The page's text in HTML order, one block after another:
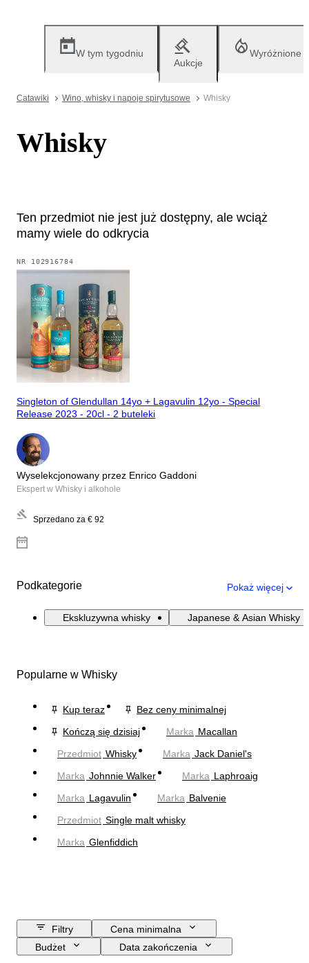
W tym tygodniu
Aukcje
Wyróżnione
Catawiki Wino, whisky i napoje spirytusowe Whisky
Whisky
Ten przedmiot nie jest już dostępny, ale wciąż
mamy wiele do odkrycia
NR 102916784
Singleton of Glendullan 14yo + Lagavulin 12yo - Special
Release 2023 - 20cl - 2 buteleki
Wyselekcjonowany przez Enrico Gaddoni
Ekspert w Whisky i alkohole
Sprzedano za € 92
Podkategorie Pokaż więcej
Ekskluzywna whisky Japanese & Asian Whisky
Popularne w Whisky
Kup teraz
Bez ceny minimalnej
Kończą się dzisiaj
Marka Macallan
Przedmiot Whisky Marka Jack Daniel's
Marka Johnnie Walker Marka Laphroaig
Marka Lagavulin Marka Balvenie
Przedmiot Single malt whisky
Marka Glenfiddich
Filtry
Cena minimalna
Budżet
Data zakończenia